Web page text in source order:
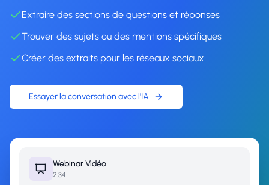
Extraire des sections de questions et réponses
Trouver des sujets ou des mentions spécifiques
Créer des extraits pour les réseaux sociaux
Essayer la conversation avec l'IA
WebinarVidéo
2:34